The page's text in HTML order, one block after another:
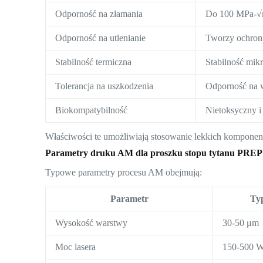
Odporność na złamania Do 100 MPa-
Odporność na utlenianie Tworzy
Stabilność termiczna Stabilność
Tolerancja na uszkodzenia Odporność na
Biokompatybilność Nietoksyczny
Właściwości te umożliwiają stosowanie lekkich
Parametry druku AM dla proszku stopu tytanu PREP
Typowe parametry procesu AM obejmują:
Parametr
Wysokość warstwy 30-50 μm
Moc lasera 150-500